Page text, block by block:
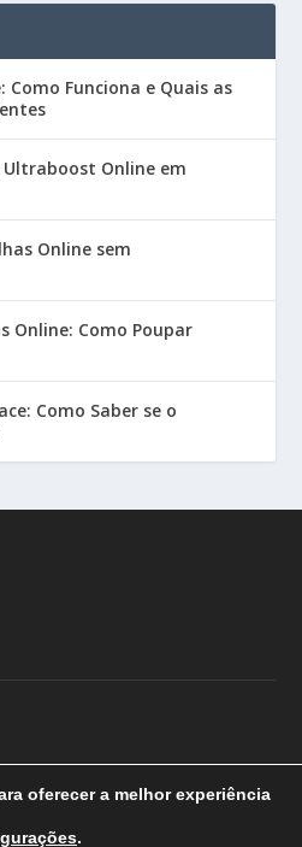
Funciona e Quais as
Ultraboost Online em
Online sem
Online: Como Poupar
Como Saber se o
oferecer a melhor experiência
.